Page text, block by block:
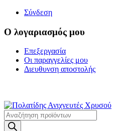
Σύνδεση
Ο λογαριασμός μου
Επεξεργασία
Οι παραγγελίες μου
Διευθυνση αποστολής
Products
search